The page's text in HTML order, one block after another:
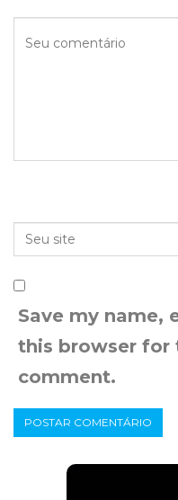
Save my name,
this browser for
comment.